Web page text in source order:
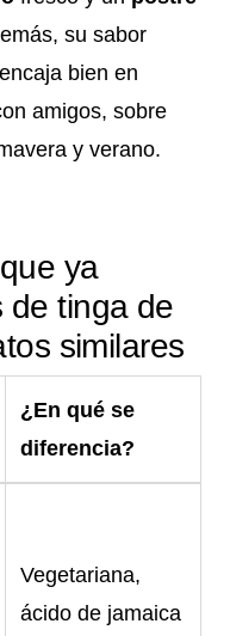
su sabor
bien en
amigos, sobre
y verano.
ya
de tinga de
similares
¿En qué se
diferencia?
Vegetariana,
ácido de jamaica